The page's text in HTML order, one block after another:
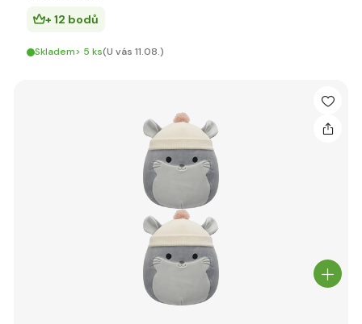
+ 12 bodů
Skladem> 5 ks(U vás 11.08.)